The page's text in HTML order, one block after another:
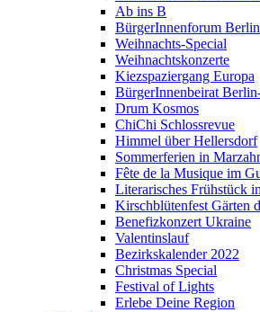
Ab ins B
BürgerInnenforum
Weihnachts-Special
Weihnachtskonzerte
Kiezspaziergang Europa
BürgerInnenbeirat
Drum Kosmos
ChiChi Schlossrevue
Himmel über Hellersdorf
Sommerferien in
Fête de la Musique im
Literarisches Frühstück
Kirschblütenfest Gärten
Benefizkonzert Ukraine
Valentinslauf
Bezirkskalender 2022
Christmas Special
Festival of Lights
Erlebe Deine Region